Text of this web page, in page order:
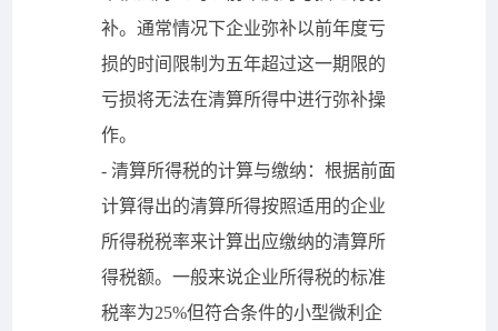
补。通常情况下企业弥补以前年度亏
损的时间限制为五年超过这一期限的
亏损将无法在清算所得中进行弥补操
作。
- 清算所得税的计算与缴纳：根据前面
计算得出的清算所得按照适用的企业
所得税税率来计算出应缴纳的清算所
得税额。一般来说企业所得税的标准
税率为25%但符合条件的小型微利企